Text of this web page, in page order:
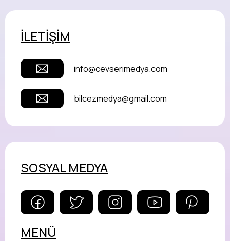
İLETİŞİM
info@cevserimedya.com
bilcezmedya@gmail.com
SOSYAL MEDYA
MENÜ